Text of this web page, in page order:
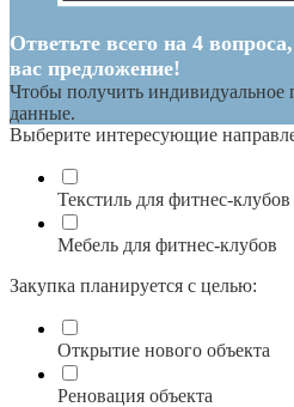
Ответьте всего на 4
вас предложение!
Чтобы получить индивидуальное
данные.
Выберите интересующие
Текстиль для фитнес-клубов
Мебель для фитнес-клубов
Закупка планируется с целью:
Открытие нового объекта
Реновация объекта